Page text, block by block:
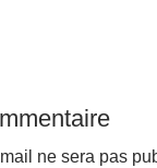
ne sera pas